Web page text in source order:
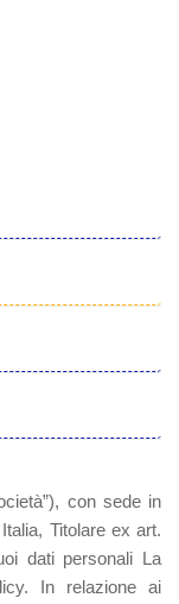
con sede in
Titolare ex art.
dati personali La
In relazione ai